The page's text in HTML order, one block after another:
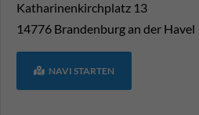
Katharinenkirchplatz 13
14776 Brandenburg an der Havel
NAVI STARTEN